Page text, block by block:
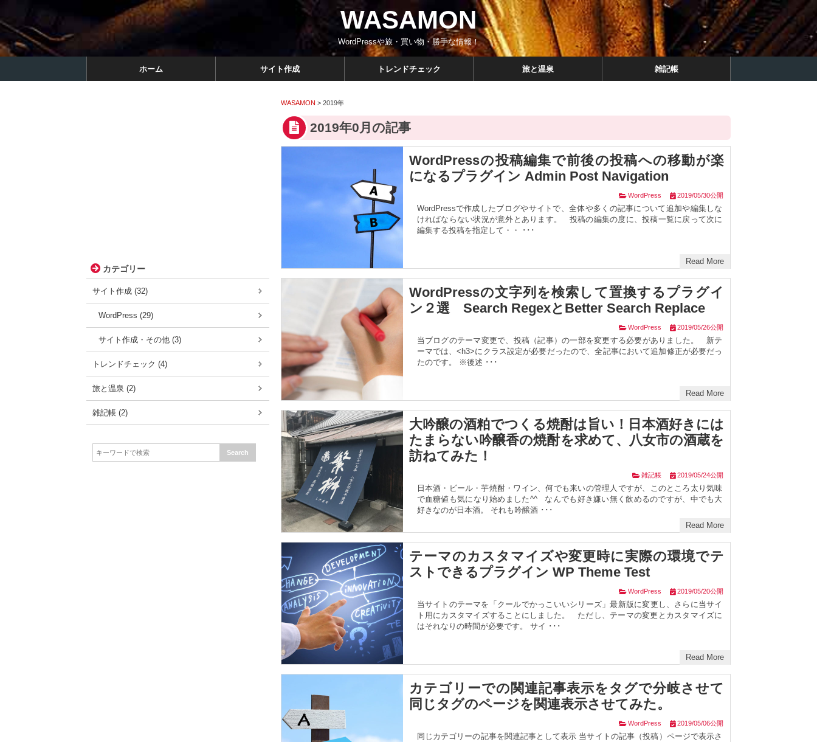
WASAMON
WordPressや旅・買い物・勝手な情報！
ホーム サイト作成 トレンドチェック 旅と温泉 雑記帳
WASAMON > 2019年
2019年0月の記事
WordPressの投稿編集で前後の投稿への移動が楽
になるプラグイン Admin Post Navigation
WordPress 2019/05/30公開
WordPressで作成したブログやサイトで、全体や多くの記事について追加や編集しな
ければならない状況が意外とあります。 投稿の編集の度に、投稿一覧に戻って次に
編集する投稿を指定して・・ ･･･
Read More
WordPressの文字列を検索して置換するプラグイ
ン２選 Search RegexとBetter Search Replace
WordPress 2019/05/26公開
当ブログのテーマ変更で、投稿（記事）の一部を変更する必要がありました。 新テ
ーマでは、<h3>にクラス設定が必要だったので、全記事において追加修正が必要だっ
たのです。 ※後述 ･･･
Read More
大吟醸の酒粕でつくる焼酎は旨い！日本酒好きには
たまらない吟醸香の焼酎を求めて、八女市の酒蔵を
訪ねてみた！
雑記帳 2019/05/24公開
日本酒・ビール・芋焼酎・ワイン、何でも来いの管理人ですが、このところ太り気味
で血糖値も気になり始めました^^ なんでも好き嫌い無く飲めるのですが、中でも大
好きなのが日本酒。 それも吟醸酒 ･･･
Read More
テーマのカスタマイズや変更時に実際の環境でテ
ストできるプラグイン WP Theme Test
WordPress 2019/05/20公開
当サイトのテーマを「クールでかっこいいシリーズ」最新版に変更し、さらに当サイ
ト用にカスタマイズすることにしました。 ただし、テーマの変更とカスタマイズに
はそれなりの時間が必要です。 サイ ･･･
Read More
カテゴリーでの関連記事表示をタグで分岐させて
同じタグのページを関連表示させてみた。
WordPress 2019/05/06公開
同じカテゴリーの記事を関連記事として表示 当サイトの記事（投稿）ページで表示さ
カテゴリー
サイト作成 (32)
WordPress (29)
サイト作成・その他 (3)
トレンドチェック (4)
旅と温泉 (2)
雑記帳 (2)